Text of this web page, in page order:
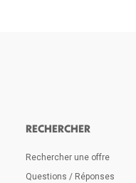
RECHERCHER
Rechercher une offre
Questions / Réponses